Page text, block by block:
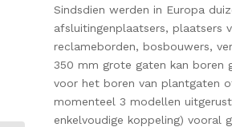
Sindsdien werden in Europa
afsluitingenplaatsers, plaatsers
reclameborden, bosbouwers,
350 mm grote gaten kan boren
voor het boren van plantgaten
momenteel 3 modellen
enkelvoudige koppeling) vooral